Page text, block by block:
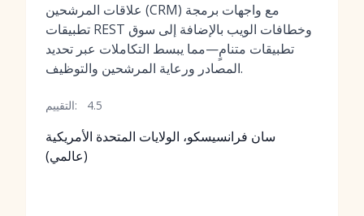
علاقات المرشحين (CRM) مع واجهات برمجة
تطبيقات REST وخطافات الويب بالإضافة إلى سوق
تطبيقات متنامٍ—مما يبسط التكاملات عبر تحديد
المصادر ورعاية المرشحين والتوظيف.
التقييم: 4.5
سان فرانسيسكو، الولايات المتحدة الأمريكية
(عالمي)